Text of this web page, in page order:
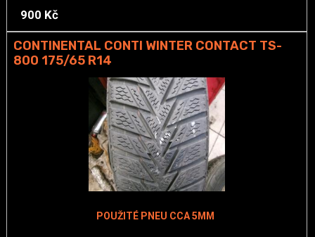
900 Kč
CONTINENTAL CONTI WINTER CONTACT TS-
800 175/65 R14
POUŽITÉ PNEU CCA 5MM